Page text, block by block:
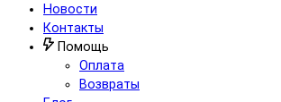
Новости
Контакты
Помощь
Оплата
Возвраты